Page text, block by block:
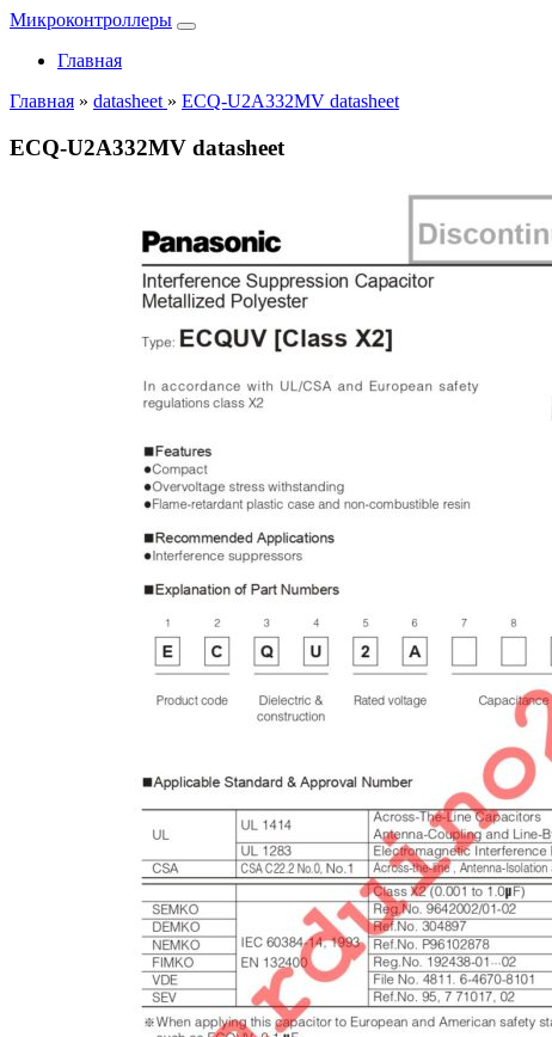
Микроконтроллеры
Главная
Главная » datasheet » ECQ-U2A332MV datasheet
ECQ-U2A332MV datasheet